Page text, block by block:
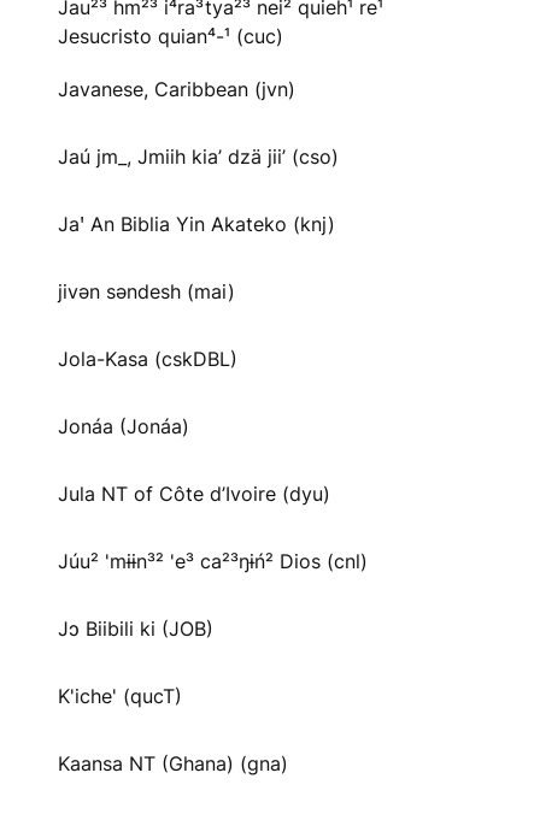
Jau²³ hm²³ i⁴ra³tya²³ nei² quieh¹ re¹
Jesucristo quian⁴-¹ (cuc)
Javanese, Caribbean (jvn)
Jaú jm_, Jmiih kia’ dzä jii’ (cso)
Jaꞌ An Biblia Yin Akateko (knj)
jivən səndesh (mai)
Jola-Kasa (cskDBL)
Jonáa (Jonáa)
Jula NT of Côte d’Ivoire (dyu)
Júu² 'mɨɨn³² 'e³ ca²³ŋɨń² Dios (cnl)
Jɔ Biibili ki (JOB)
K'iche' (qucT)
Kaansa NT (Ghana) (gna)